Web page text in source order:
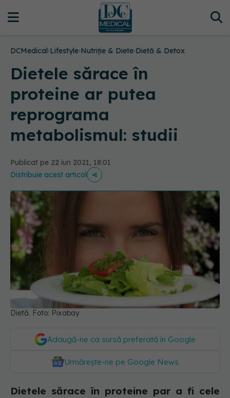
DCMedical›Lifestyle›Nutriție & Diete›Dietă & Detox
Dietele sărace în
proteine ​​ar putea
reprograma
metabolismul: studii
Publicat pe 22 iun 2021, 18:01
Distribuie acest articol
Dietă. Foto: Pixabay
Adaugă-ne ca sursă preferată în Google
Urmărește-ne pe Google News
Dietele sărace în proteine par a fi cele